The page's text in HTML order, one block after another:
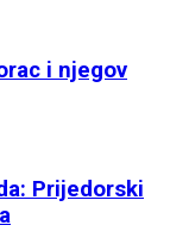
i njegov
Prijedorski